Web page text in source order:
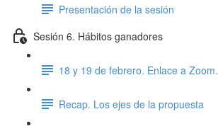
Presentación de la sesión
Sesión 6. Hábitos ganadores
18 y 19 de febrero. Enlace a Zoom.
Recap. Los ejes de la propuesta